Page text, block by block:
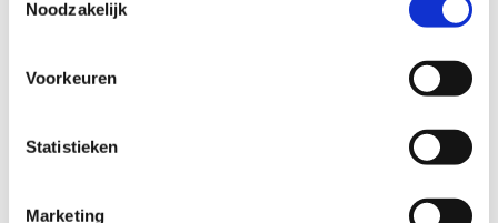
Noodzakelijk
Voorkeuren
Statistieken
Marketing
Georoute: 30 km.
Of plan zelf een fietstocht met de